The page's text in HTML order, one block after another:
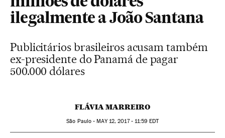
ilegalmente a João Santana
Publicitários brasileiros acusam também
ex-presidente do Panamá de pagar
500.000 dólares
FLÁVIA MARREIRO
São Paulo -MAY12, 2017 - 11:59 EDT